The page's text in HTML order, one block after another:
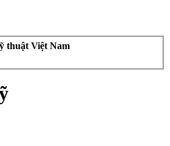
thuật Việt Nam